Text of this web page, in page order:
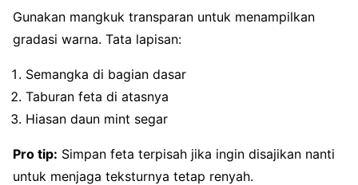
Gunakan mangkuk transparan untuk menampilkan
gradasi warna. Tata lapisan:
Semangka di bagian dasar
Taburan feta di atasnya
Hiasan daun mint segar
Pro tip: Simpan feta terpisah jika ingin disajikan nanti
untuk menjaga teksturnya tetap renyah.